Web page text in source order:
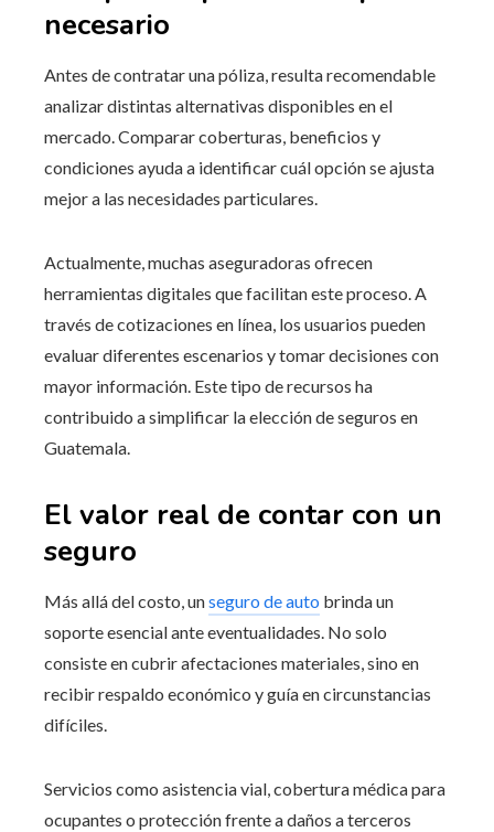
necesario
Antes de contratar una póliza, resulta recomendable
analizar distintas alternativas disponibles en el
mercado. Comparar coberturas, beneficios y
condiciones ayuda a identificar cuál opción se ajusta
mejor a las necesidades particulares.
Actualmente, muchas aseguradoras ofrecen
herramientas digitales que facilitan este proceso. A
través de cotizaciones en línea, los usuarios pueden
evaluar diferentes escenarios y tomar decisiones con
mayor información. Este tipo de recursos ha
contribuido a simplificar la elección de seguros en
Guatemala.
El valor real de contar con un
seguro
Más allá del costo, unseguro de auto brinda un
soporte esencial ante eventualidades. No solo
consiste en cubrir afectaciones materiales, sino en
recibir respaldo económico y guía en circunstancias
difíciles.
Servicios como asistencia vial, cobertura médica para
ocupantes o protección frente a daños a terceros